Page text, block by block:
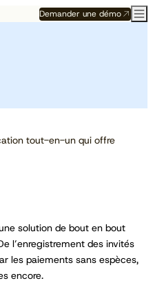
Demander une démo
tout-en-un qui offre
solution de bout en bout
l’enregistrement des invités
les paiements sans espèces,
encore.